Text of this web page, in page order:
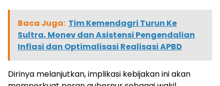
Baca Juga: Tim Kemendagri Turun Ke
Sultra, Monev dan Asistensi Pengendalian
Inflasi dan Optimalisasi Realisasi APBD
Dirinya melanjutkan, implikasi kebijakan ini akan